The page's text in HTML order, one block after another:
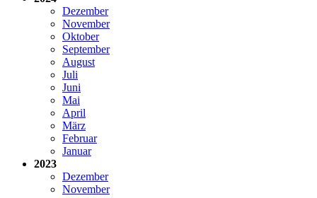
Dezember
November
Oktober
September
August
Juli
Juni
Mai
April
März
Februar
Januar
2023
Dezember
November